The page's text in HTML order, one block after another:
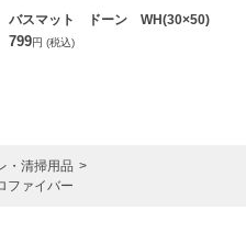
バスマット ドーン WH(30×50)
799円 (税込)
・清掃用品
ファイバー